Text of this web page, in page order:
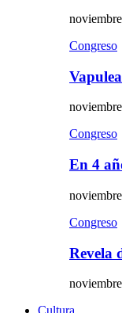
Congreso
Congreso
En 4
Congreso
Revela